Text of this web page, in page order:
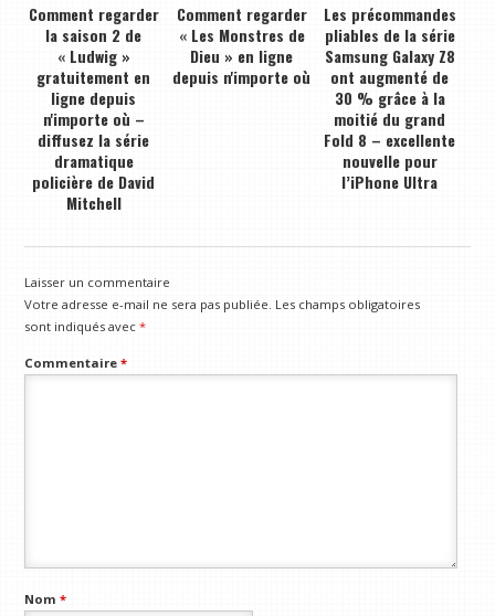
Comment regarder
la saison 2 de
« Ludwig »
gratuitement en
ligne depuis
n'importe où –
diffusez la série
dramatique
policière de David
Mitchell
Comment regarder
« Les Monstres de
Dieu » en ligne
depuis n'importe où
Les précommandes
pliables de la série
Samsung Galaxy Z8
ont augmenté de
30 % grâce à la
moitié du grand
Fold 8 – excellente
nouvelle pour
l’iPhone Ultra
Laisser un commentaire
Votre adresse e-mail ne sera pas publiée. Les champs obligatoires
sont indiqués avec*
Commentaire*
Nom*